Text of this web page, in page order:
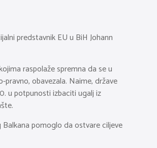
predstavnik EU u BiH Johann
raspolaže spremna da se u
obavezala. Naime, države
u potpunosti izbaciti ugalj iz
pomoglo da ostvare ciljeve